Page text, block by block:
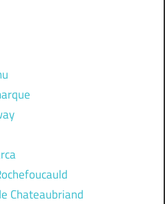
Chateaubriand